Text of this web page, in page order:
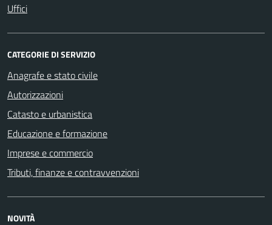
Uffici
CATEGORIE DI SERVIZIO
Anagrafe e stato civile
Autorizzazioni
Catasto e urbanistica
Educazione e formazione
Imprese e commercio
Tributi, finanze e contravvenzioni
NOVITÀ